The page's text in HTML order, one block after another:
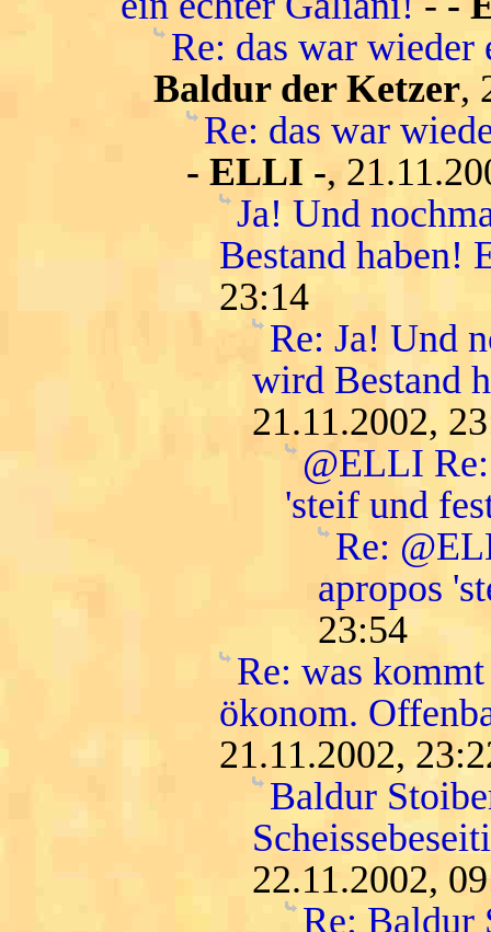
Re: das war
Baldur der Ketzer,
Re: das war
- ELLI -,
Ja! Und
Bestand haben!
23:14
Re: Ja! Und
wird Bestand
21.11.2002,
@ELLI
'steif und
Re:
apropos
23:54
Re: was
ökonom.
21.11.2002,
Baldur
22.11.2002,
Re: Baldur